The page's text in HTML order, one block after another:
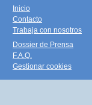
Inicio
Contacto
Trabaja con nosotros
Dossier de Prensa
F.A.Q.
Gestionar cookies